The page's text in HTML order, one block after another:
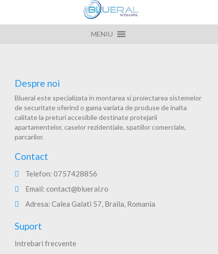
MENIU
Despre noi
Blueral este specializata in montarea si proiectarea sistemelor
de securitate oferind o gama variata de produse de inalta
calitate la preturi accesibile destinate protejarii
apartamentelor, caselor rezidentiale, spatiilor comerciale,
parcarilor.
Contact
Telefon: 0757428856
Email: contact@blueral.ro
Adresa: Calea Galati 57, Braila, Romania
Suport
Intrebari frecvente